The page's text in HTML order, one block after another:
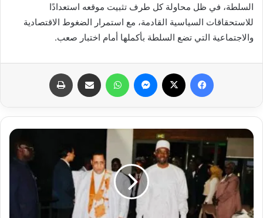
السلطة، في ظل محاولة كل طرف تثبيت موقعه استعدادًا
للاستحقاقات السياسية القادمة، مع استمرار الضغوط الاقتصادية
والاجتماعية التي تضع السلطة بأكملها أمام اختبار صعب.
فيسبوك ماسنجر واتساب مشاركة عبر البريد